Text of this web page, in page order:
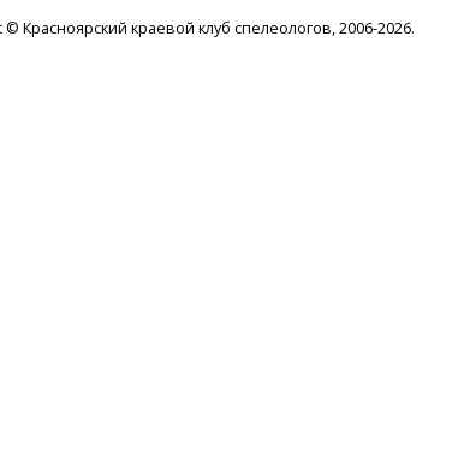
© Красноярский краевой клуб спелеологов, 2006-2026.